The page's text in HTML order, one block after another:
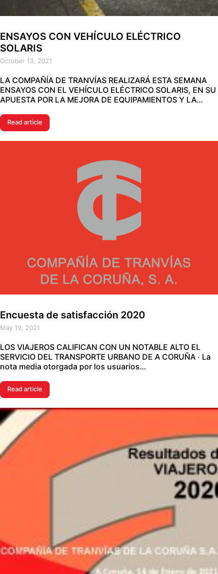
ENSAYOS CON VEHÍCULO ELÉCTRICO
SOLARIS
October 13, 2021
LA COMPAÑÍA DE TRANVÍAS REALIZARÁ ESTA SEMANA
ENSAYOS CON EL VEHÍCULO ELÉCTRICO SOLARIS, EN SU
APUESTA POR LA MEJORA DE EQUIPAMIENTOS Y LA…
Read article
Encuesta de satisfacción 2020
May 19, 2021
LOS VIAJEROS CALIFICAN CON UN NOTABLE ALTO EL
SERVICIO DEL TRANSPORTE URBANO DE A CORUÑA · La
nota media otorgada por los usuarios…
Read article